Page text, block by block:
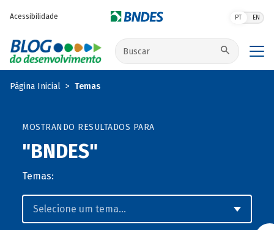
Acessibilidade PT EN
Buscar no site
Página Inicial Temas
MOSTRANDO RESULTADOS PARA
"BNDES"
Temas: